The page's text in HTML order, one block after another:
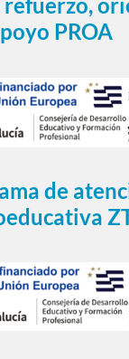
refuerzo,
PROA
de